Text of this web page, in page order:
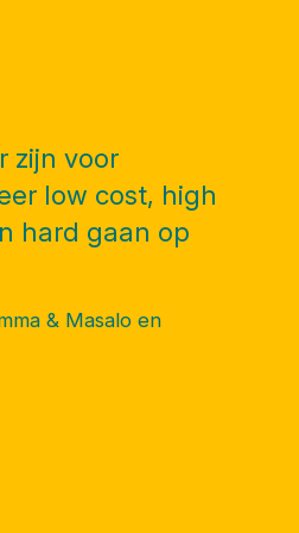
zijn voor
low cost, high
hard gaan op
& Masalo en